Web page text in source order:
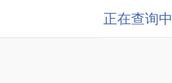
正在查询中